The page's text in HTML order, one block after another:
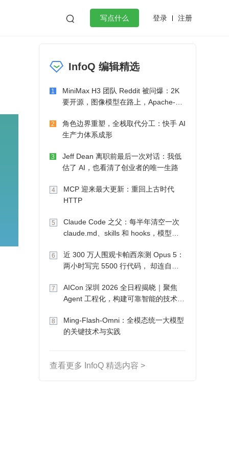
 写点什么 登录 注册
微服务架构 flutter
InfoQ 编辑精选
1
MiniMax H3 团队 Reddit 被问爆：2K
要开源，图像模型在路上，Apache-2.0
2
角色边界重塑，全栈取代分工：快手 AI
生产力体系成形
3
Jeff Dean 离职前最后一次对话：我低
估了 AI，也看清了创业者的唯一生路
4
MCP 迎来最大更新：重回上古时代
HTTP
5
Claude Code 之父：每半年清空一次
claude.md、skills 和 hooks，模型自
6
近 300 万人围观卡帕西亲测 Opus 5：
两小时写完 5500 行代码， 却连自己
7
AICon 深圳 2026 全日程揭晓｜聚焦
Agent 工程化，构建可靠智能的技术路
8
Ming-Flash-Omni：全模态统一大模型
的关键技术与实践
查看更多 InfoQ 精选内容 >